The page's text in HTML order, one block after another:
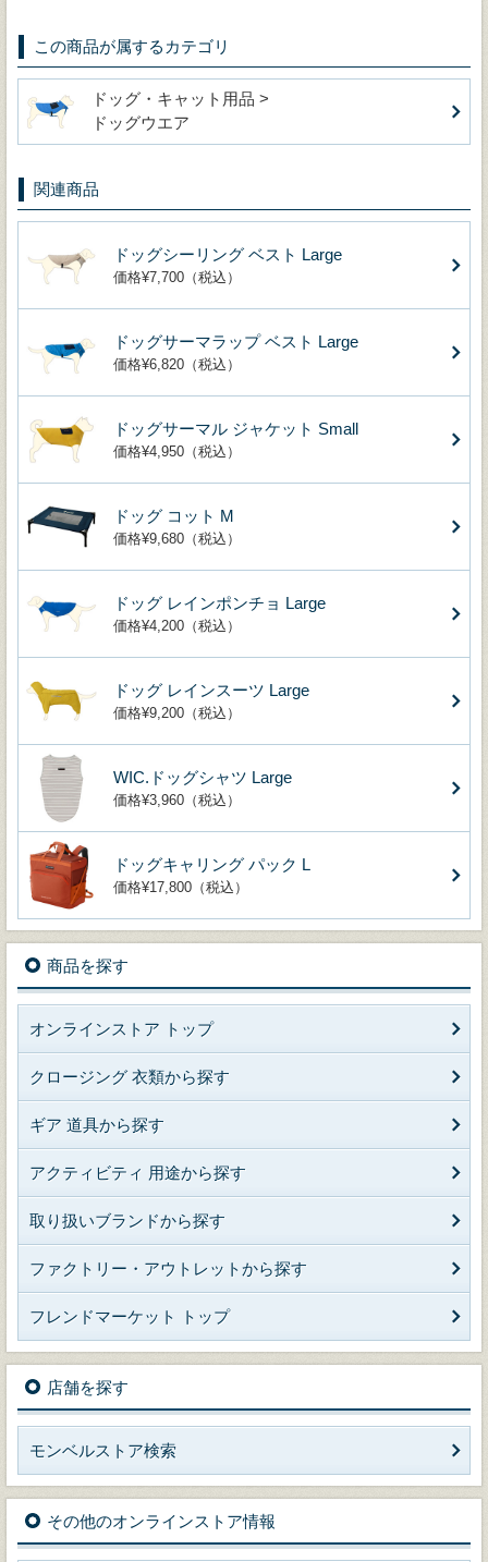
この商品が属するカテゴリ
ドッグ・キャット用品 >
ドッグウエア
関連商品
ドッグシーリング ベスト Large
価格¥7,700（税込）
ドッグサーマラップ ベスト Large
価格¥6,820（税込）
ドッグサーマル ジャケット Small
価格¥4,950（税込）
ドッグ コット M
価格¥9,680（税込）
ドッグ レインポンチョ Large
価格¥4,200（税込）
ドッグ レインスーツ Large
価格¥9,200（税込）
WIC.ドッグシャツ Large
価格¥3,960（税込）
ドッグキャリング パック L
価格¥17,800（税込）
商品を探す
オンラインストア トップ
クロージング 衣類から探す
ギア 道具から探す
アクティビティ 用途から探す
取り扱いブランドから探す
ファクトリー・アウトレットから探す
フレンドマーケット トップ
店舗を探す
モンベルストア検索
その他のオンラインストア情報